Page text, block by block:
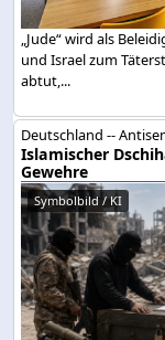
„Jude“ wird als
und Israel zum
abtut,...
Deutschland --
Islamischer
Gewehre
Symbolbild / KI